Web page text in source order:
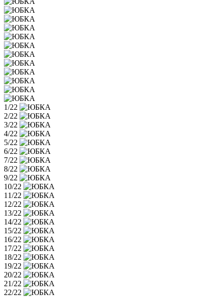
1/22
2/22
3/22
4/22
5/22
6/22
7/22
8/22
9/22
10/22
11/22
12/22
13/22
14/22
15/22
16/22
17/22
18/22
19/22
20/22
21/22
22/22